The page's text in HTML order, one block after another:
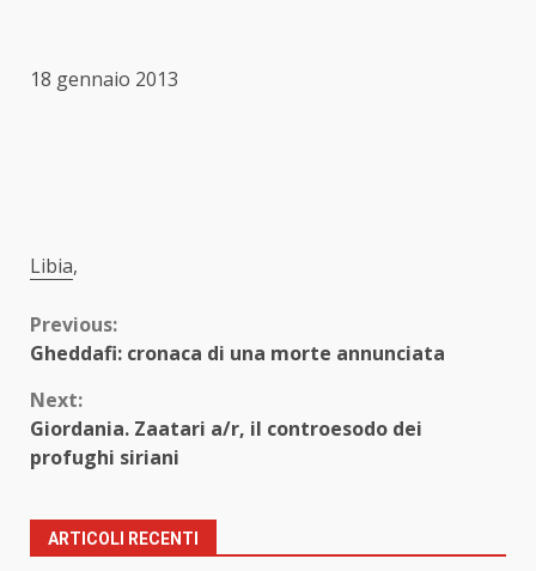
18 gennaio 2013
Libia,
Continue
Previous:
Gheddafi: cronaca di una morte annunciata
Next:
Giordania. Zaatari a/r, il controesodo dei
profughi siriani
ARTICOLI RECENTI